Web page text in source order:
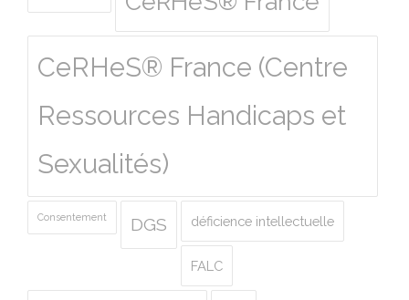
CeRHeS® France (Centre
Ressources Handicaps et
Sexualités)
Consentement DGS déficience intellectuelle
FALC